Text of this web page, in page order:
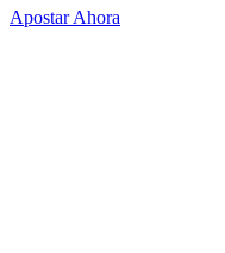
Apostar Ahora